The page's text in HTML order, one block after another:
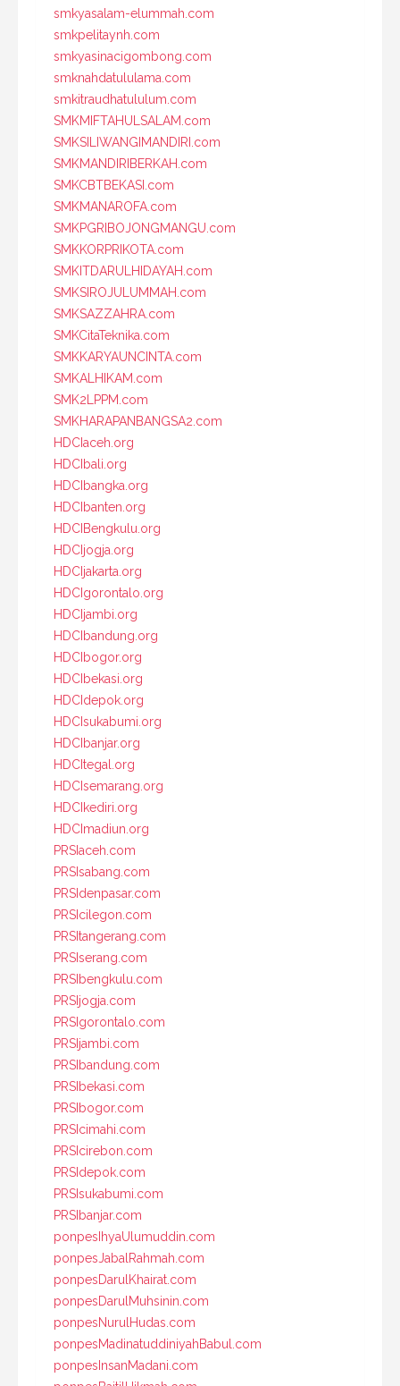
smkyasalam-elummah.com
smkpelitaynh.com
smkyasinacigombong.com
smknahdatululama.com
smkitraudhatululum.com
SMKMIFTAHULSALAM.com
SMKSILIWANGIMANDIRI.com
SMKMANDIRIBERKAH.com
SMKCBTBEKASI.com
SMKMANAROFA.com
SMKPGRIBOJONGMANGU.com
SMKKORPRIKOTA.com
SMKITDARULHIDAYAH.com
SMKSIROJULUMMAH.com
SMKSAZZAHRA.com
SMKCitaTeknika.com
SMKKARYAUNCINTA.com
SMKALHIKAM.com
SMK2LPPM.com
SMKHARAPANBANGSA2.com
HDCIaceh.org
HDCIbali.org
HDCIbangka.org
HDCIbanten.org
HDCIBengkulu.org
HDCIjogja.org
HDCIjakarta.org
HDCIgorontalo.org
HDCIjambi.org
HDCIbandung.org
HDCIbogor.org
HDCIbekasi.org
HDCIdepok.org
HDCIsukabumi.org
HDCIbanjar.org
HDCItegal.org
HDCIsemarang.org
HDCIkediri.org
HDCImadiun.org
PRSIaceh.com
PRSIsabang.com
PRSIdenpasar.com
PRSIcilegon.com
PRSItangerang.com
PRSIserang.com
PRSIbengkulu.com
PRSIjogja.com
PRSIgorontalo.com
PRSIjambi.com
PRSIbandung.com
PRSIbekasi.com
PRSIbogor.com
PRSIcimahi.com
PRSIcirebon.com
PRSIdepok.com
PRSIsukabumi.com
PRSIbanjar.com
ponpesIhyaUlumuddin.com
ponpesJabalRahmah.com
ponpesDarulKhairat.com
ponpesDarulMuhsinin.com
ponpesNurulHudas.com
ponpesMadinatuddiniyahBabul.com
ponpesInsanMadani.com